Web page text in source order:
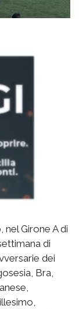
Girone A di
di
dei
Bra,